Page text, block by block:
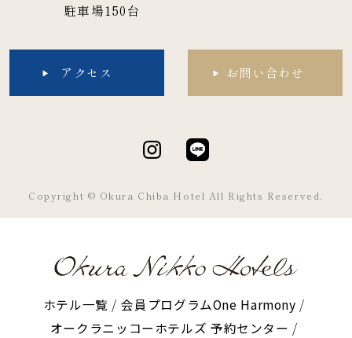
駐車場150台
アクセス お問い合わせ
Copyright © Okura Chiba Hotel All Rights Reserved.
ホテル一覧
会員プログラムOne Harmony
オークラニッコーホテルズ 予約センター